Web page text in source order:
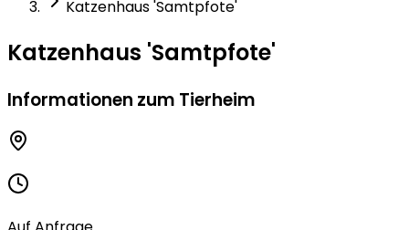
Katzenhaus 'Samtpfote'
Katzenhaus 'Samtpfote'
Informationen zum Tierheim